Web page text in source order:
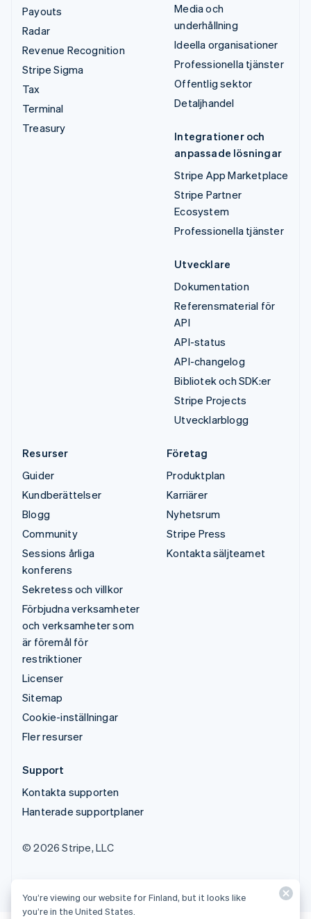
Payouts
Radar
Revenue Recognition
Stripe Sigma
Tax
Terminal
Treasury
Media och
underhållning
Ideella organisationer
Professionella tjänster
Offentlig sektor
Detaljhandel
Integrationer och
anpassade lösningar
Stripe App Marketplace
Stripe Partner
Ecosystem
Professionella tjänster
Utvecklare
Dokumentation
Referensmaterial för
API
API-status
API-changelog
Bibliotek och SDK:er
Stripe Projects
Utvecklarblogg
Resurser
Guider
Kundberättelser
Blogg
Community
Sessions årliga
konferens
Sekretess och villkor
Förbjudna verksamheter
och verksamheter som
är föremål för
restriktioner
Licenser
Sitemap
Cookie-inställningar
Fler resurser
Företag
Produktplan
Karriärer
Nyhetsrum
Stripe Press
Kontakta säljteamet
Support
Kontakta supporten
Hanterade supportplaner
© 2026 Stripe, LLC
You’re viewing our website for Finland, but it looks like
you’re in the United States.